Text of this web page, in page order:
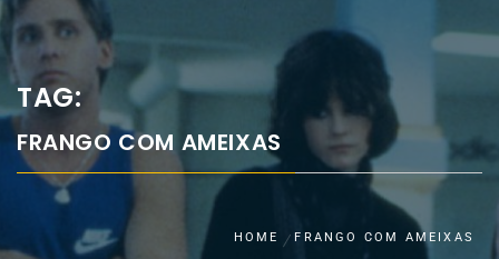
TAG:
FRANGO COM AMEIXAS
HOME FRANGO COM AMEIXAS